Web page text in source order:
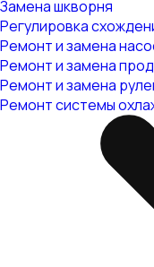
Замена шкворня
Регулировка
Ремонт и замена
Ремонт и замена
Ремонт и замена
Ремонт системы